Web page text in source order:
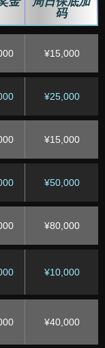
码
¥15,000
¥25,000
¥15,000
¥50,000
¥80,000
¥10,000
¥40,000